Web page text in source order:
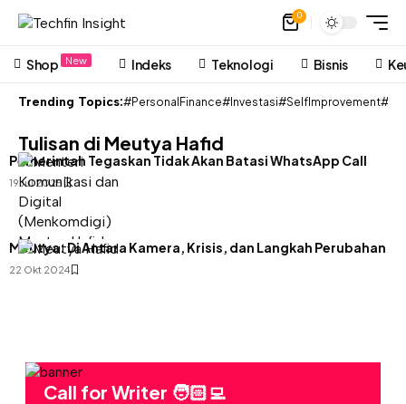
0
Shop New Indeks Teknologi Bisnis
Trending Topics:#PersonalFinance#Investasi#SelfImprovement
Tulisan di Meutya Hafid
Pemerintah Tegaskan Tidak Akan Batasi WhatsApp Call
19 Jul 2025
Meutya: Di Antara Kamera, Krisis, dan Langkah Perubahan
22 Okt 2024
Call for Writer 🧑🏻‍💻